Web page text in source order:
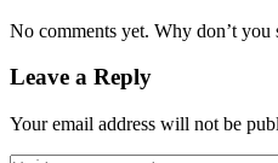
No comments yet. Why don’t you
Leave a Reply
Your email address will not be